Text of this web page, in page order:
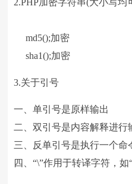
2.PHP加密字符串(大小写均
md5();加密
sha1();加密
3.关于引号
一、单引号是原样输出
二、双引号是内容解释进行
三、反单引号是执行一个命
四、“\”作用于转译字符，如